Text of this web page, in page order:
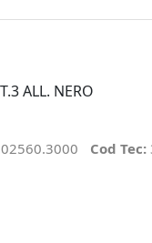
ALL. NERO
Cod Tec: